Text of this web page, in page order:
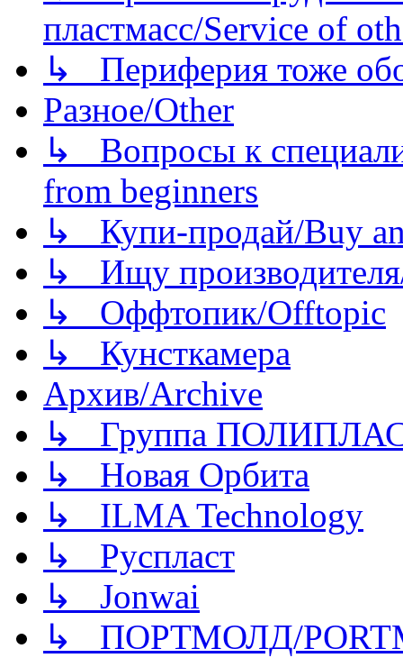
пластмасс/Service of
↳ Периферия тоже
Разное/Other
↳ Вопросы к
from beginners
↳ Купи-продай/Buy
↳ Ищу
↳ Оффтопик/Offtopic
↳ Кунсткамера
Архив/Archive
↳ Группа
↳ Новая Орбита
↳ ILMA Technology
↳ Руспласт
↳ Jonwai
↳ ПОРТМОЛД/